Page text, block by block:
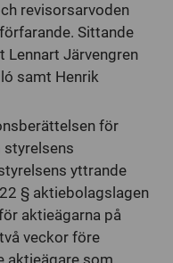
revisorsarvoden
Sittande
Lennart Järvengren
samt Henrik
för
styrelsens
yttrande
§ aktiebolagslagen
aktieägarna på
veckor före
aktieägare som